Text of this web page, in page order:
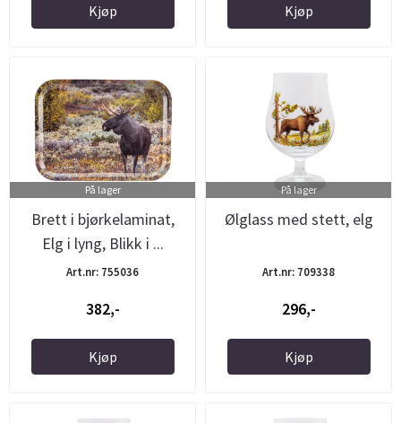
Kjøp Kjøp
På lager
Brett i bjørkelaminat,
Elg i lyng, Blikk i ...
Art.nr: 755036
382,-
Kjøp
På lager
Ølglass med stett, elg
Art.nr: 709338
296,-
Kjøp